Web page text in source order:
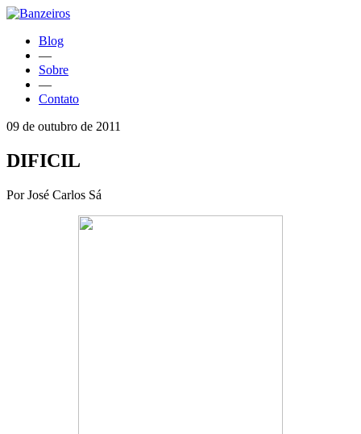
Blog
—
Sobre
—
Contato
09 de outubro de 2011
DIFICIL
Por José Carlos Sá